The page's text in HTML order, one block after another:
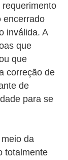
encerrado
inválida. A
que
que
correção de
de
para se
da
totalmente